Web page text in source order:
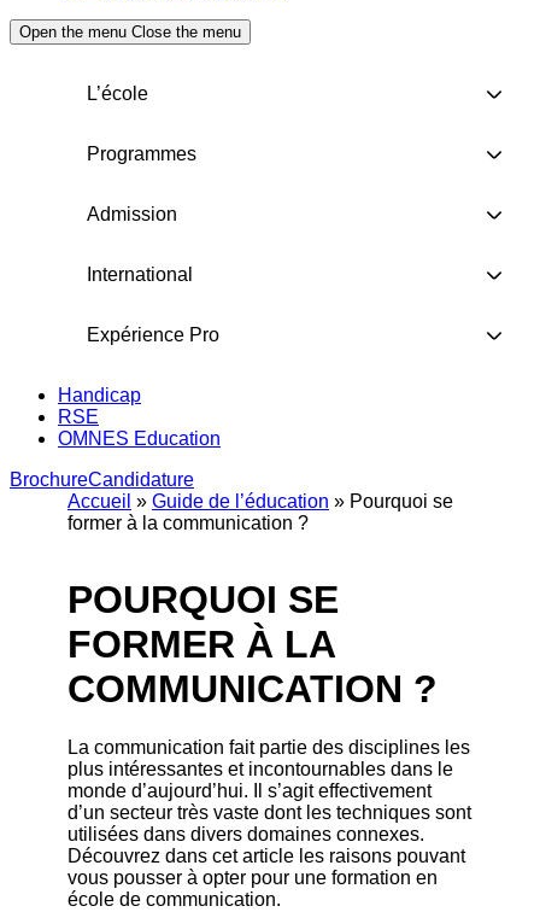
Open the menu Close the menu
L’école
Programmes
Admission
International
Expérience Pro
Handicap
RSE
OMNES Education
BrochureCandidature
Accueil » Guide de l’éducation » Pourquoi se
former à la communication ?
POURQUOI SE
FORMER À LA
COMMUNICATION ?
La communication fait partie des disciplines les
plus intéressantes et incontournables dans le
monde d’aujourd’hui. Il s’agit effectivement
d’un secteur très vaste dont les techniques sont
utilisées dans divers domaines connexes.
Découvrez dans cet article les raisons pouvant
vous pousser à opter pour une formation en
école de communication.